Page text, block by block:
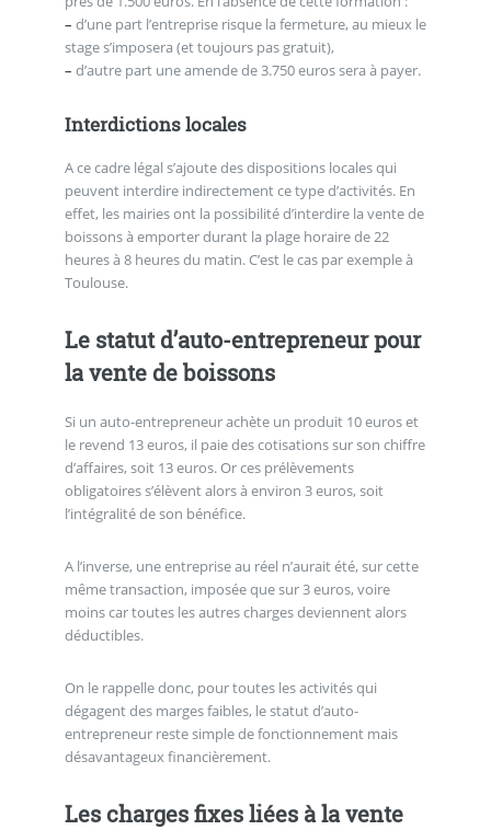
– d’une part l’entreprise risque la fermeture, au mieux le
stage s’imposera (et toujours pas gratuit),
– d’autre part une amende de 3.750 euros sera à payer.
Interdictions locales
A ce cadre légal s’ajoute des dispositions locales qui
peuvent interdire indirectement ce type d’activités. En
effet, les mairies ont la possibilité d’interdire la vente de
boissons à emporter durant la plage horaire de 22
heures à 8 heures du matin. C’est le cas par exemple à
Toulouse.
Le statut d’auto-entrepreneur pour
la vente de boissons
Si un auto-entrepreneur achète un produit 10 euros et
le revend 13 euros, il paie des cotisations sur son chiffre
d’affaires, soit 13 euros. Or ces prélèvements
obligatoires s’élèvent alors à environ 3 euros, soit
l’intégralité de son bénéfice.
A l’inverse, une entreprise au réel n’aurait été, sur cette
même transaction, imposée que sur 3 euros, voire
moins car toutes les autres charges deviennent alors
déductibles.
On le rappelle donc, pour toutes les activités qui
dégagent des marges faibles, le statut d’auto-
entrepreneur reste simple de fonctionnement mais
désavantageux financièrement.
Les charges fixes liées à la vente